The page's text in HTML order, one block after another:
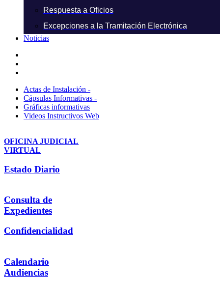
Respuesta a Oficios
Excepciones a la Tramitación Electrónica
Noticias
Actas de Instalación -
Cápsulas Informativas -
Gráficas informativas
Videos Instructivos Web
OFICINA JUDICIAL
VIRTUAL
Estado Diario
Consulta de
Expedientes
Confidencialidad
Calendario
Audiencias